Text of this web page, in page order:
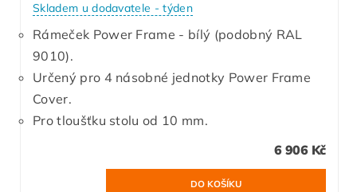
Skladem u dodavatele - týden
Rámeček Power Frame - bílý (podobný RAL
9010).
Určený pro 4 násobné jednotky Power Frame
Cover.
Pro tloušťku stolu od 10 mm.
6 906 Kč